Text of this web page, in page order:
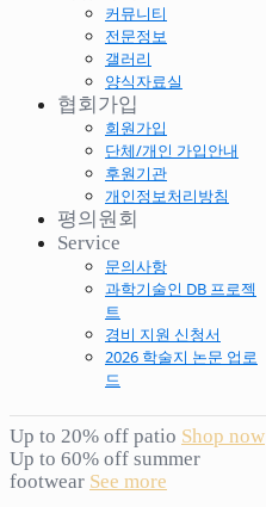
커뮤니티
전문정보
갤러리
양식자료실
협회가입
회원가입
단체/개인 가입안내
후원기관
개인정보처리방침
평의원회
Service
문의사항
과학기술인 DB 프로젝
트
경비 지원 신청서
2026 학술지 논문 업로
드
Up to 20% off patio Shop now
Up to 60% off summer
footwear See more